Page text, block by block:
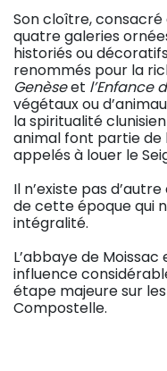
Son cloître, consacré
quatre galeries
historiés ou
renommés pour la
Genèseet l’Enfance
végétaux ou
la spiritualité
animal font partie de
appelés à louer le
Il n’existe pas
de cette époque qui
intégralité.
L’abbaye de
influence
étape majeure sur
Compostelle.